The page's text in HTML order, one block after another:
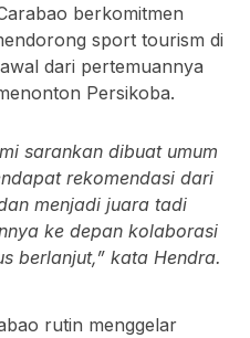
berkomitmen
sport tourism di
dari pertemuannya
Persikoba.
sarankan dibuat umum
rekomendasi dari
menjadi juara tadi
ke depan kolaborasi
berlanjut,” kata Hendra.
rutin menggelar